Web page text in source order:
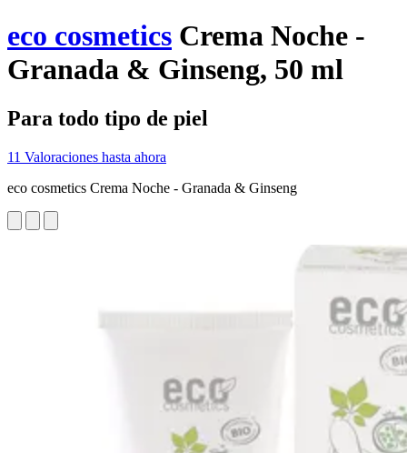
eco cosmetics Crema Noche -
Granada & Ginseng, 50 ml
Para todo tipo de piel
11 Valoraciones hasta ahora
eco cosmetics Crema Noche - Granada & Ginseng